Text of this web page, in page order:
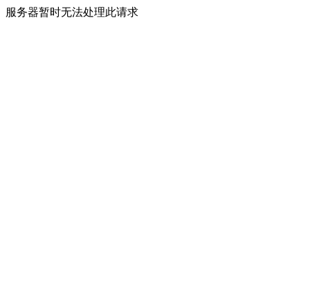
服务器暂时无法处理此请求